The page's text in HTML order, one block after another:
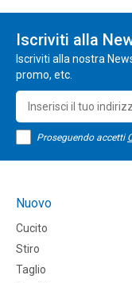
Iscriviti alla
Iscriviti alla nostra
promo, etc.
Proseguendo accetti
Nuovo
Cucito
Stiro
Taglio